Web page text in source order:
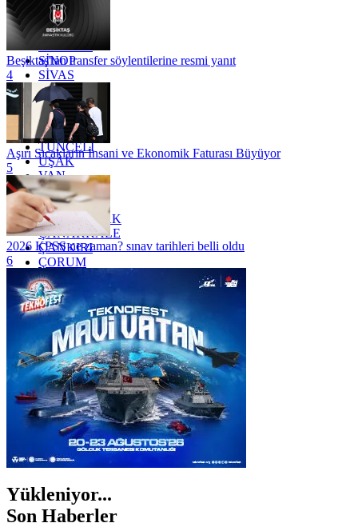
RİZE
SAKARYA
SİNOP
SİVAS
SİİRT
TEKİRDAĞ
TOKAT
TRABZON
TUNCELİ
UŞAK
VAN
YALOVA
YOZGAT
ZONGULDAK
ÇANAKKALE
ÇANKIRI
ÇORUM
İSTANBUL
İZMİR
ŞANLIURFA
ŞIRNAK
Beşiktaş'tan transfer söylentilerine resmi yanıt
4
Aşırı Sıcakların İnsani ve Ekonomik Faturası Büyüyor
5
2026 KPSS ne zaman? sınav tarihleri belli oldu
6
Yükleniyor...
Son Haberler